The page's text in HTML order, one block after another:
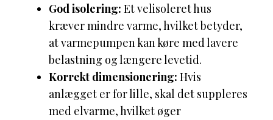
God isolering: Et velisoleret hus
kræver mindre varme, hvilket betyder,
at varmepumpen kan køre med lavere
belastning og længere levetid.
Korrekt dimensionering: Hvis
anlægget er for lille, skal det suppleres
med elvarme, hvilket øger